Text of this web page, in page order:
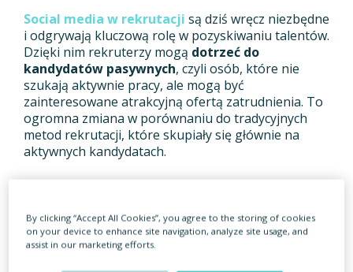
Social media w rekrutacji są dziś wręcz niezbędne
i odgrywają kluczową rolę w pozyskiwaniu talentów.
Dzięki nim rekruterzy mogą dotrzeć do
kandydatów pasywnych, czyli osób, które nie
szukają aktywnie pracy, ale mogą być
zainteresowane atrakcyjną ofertą zatrudnienia. To
ogromna zmiana w porównaniu do tradycyjnych
metod rekrutacji, które skupiały się głównie na
aktywnych kandydatach.
Social recruiting, czyli proces rekrutacji poprzez
By clicking “Accept All Cookies”, you agree to the storing of cookies
on your device to enhance site navigation, analyze site usage, and
assist in our marketing efforts.